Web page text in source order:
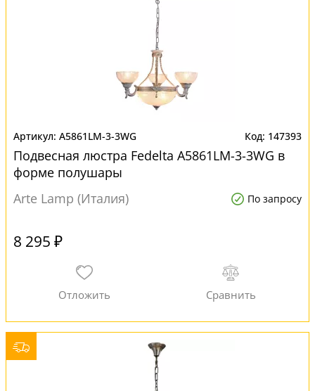
A5861LM-3-3WG 147393
Подвесная люстра Fedelta A5861LM-3-3WG в
форме полушары
Arte Lamp (Италия)
По запросу
8 295 ₽